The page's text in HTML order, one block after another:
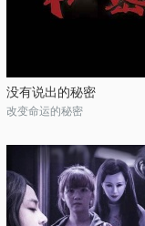
没有说出的秘密
改变命运的秘密